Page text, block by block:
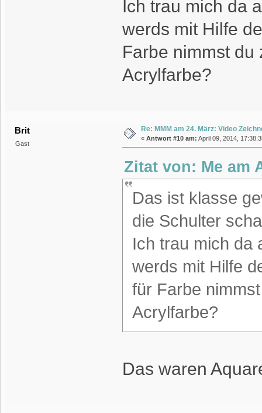
Ich trau mich da
werds mit Hilfe
Farbe nimmst du
Acrylfarbe?
Brit
Gast
Re: MMM am 24. März: Video
« Antwort #10 am: April 09, 2014,
Zitat von: Me am
Das ist klasse
die Schulter
Ich trau mich da
werds mit Hilfe
für Farbe
Acrylfarbe?
Das waren